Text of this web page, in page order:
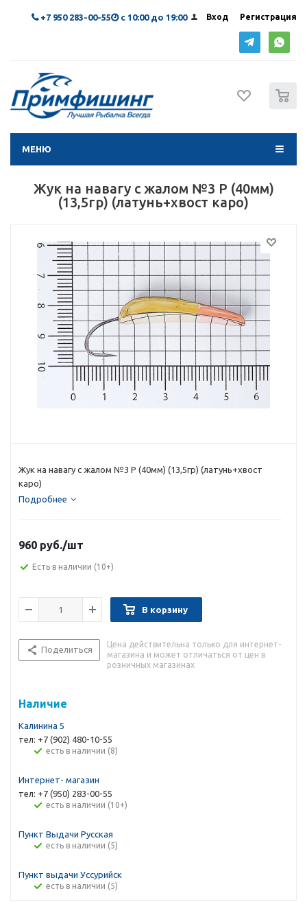
Вход Регистрация
+7 950 283-00-55 с 10:00 до 19:00
МЕНЮ
Жук на навагу с жалом №3 P (40мм)
(13,5гр) (латунь+хвост каро)
Жук на навагу с жалом №3 P (40мм) (13,5гр) (латунь+хвост
каро)
Подробнее
960 руб./шт
Есть в наличии (10+)
В корзину
Поделиться
Цена действительна только для интернет-
магазина и может отличаться от цен в
розничных магазинах
Наличие
Калинина 5
тел: +7 (902) 480-10-55
Есть в наличии (8)
Интернет- магазин
тел: +7 (950) 283-00-55
Есть в наличии (10+)
Пункт Выдачи Русская
Есть в наличии (5)
Пункт выдачи Уссурийск
Есть в наличии (5)